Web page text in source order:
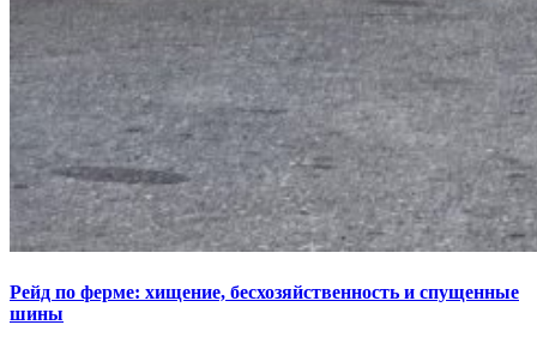
Рейд по ферме: хищение, бесхозяйственность и спущенные
шины